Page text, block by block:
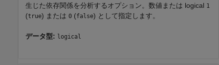
生じた依存関係を分析するオプション。数値または logical 1
(true) または 0 (false) として指定します。
データ型: logical